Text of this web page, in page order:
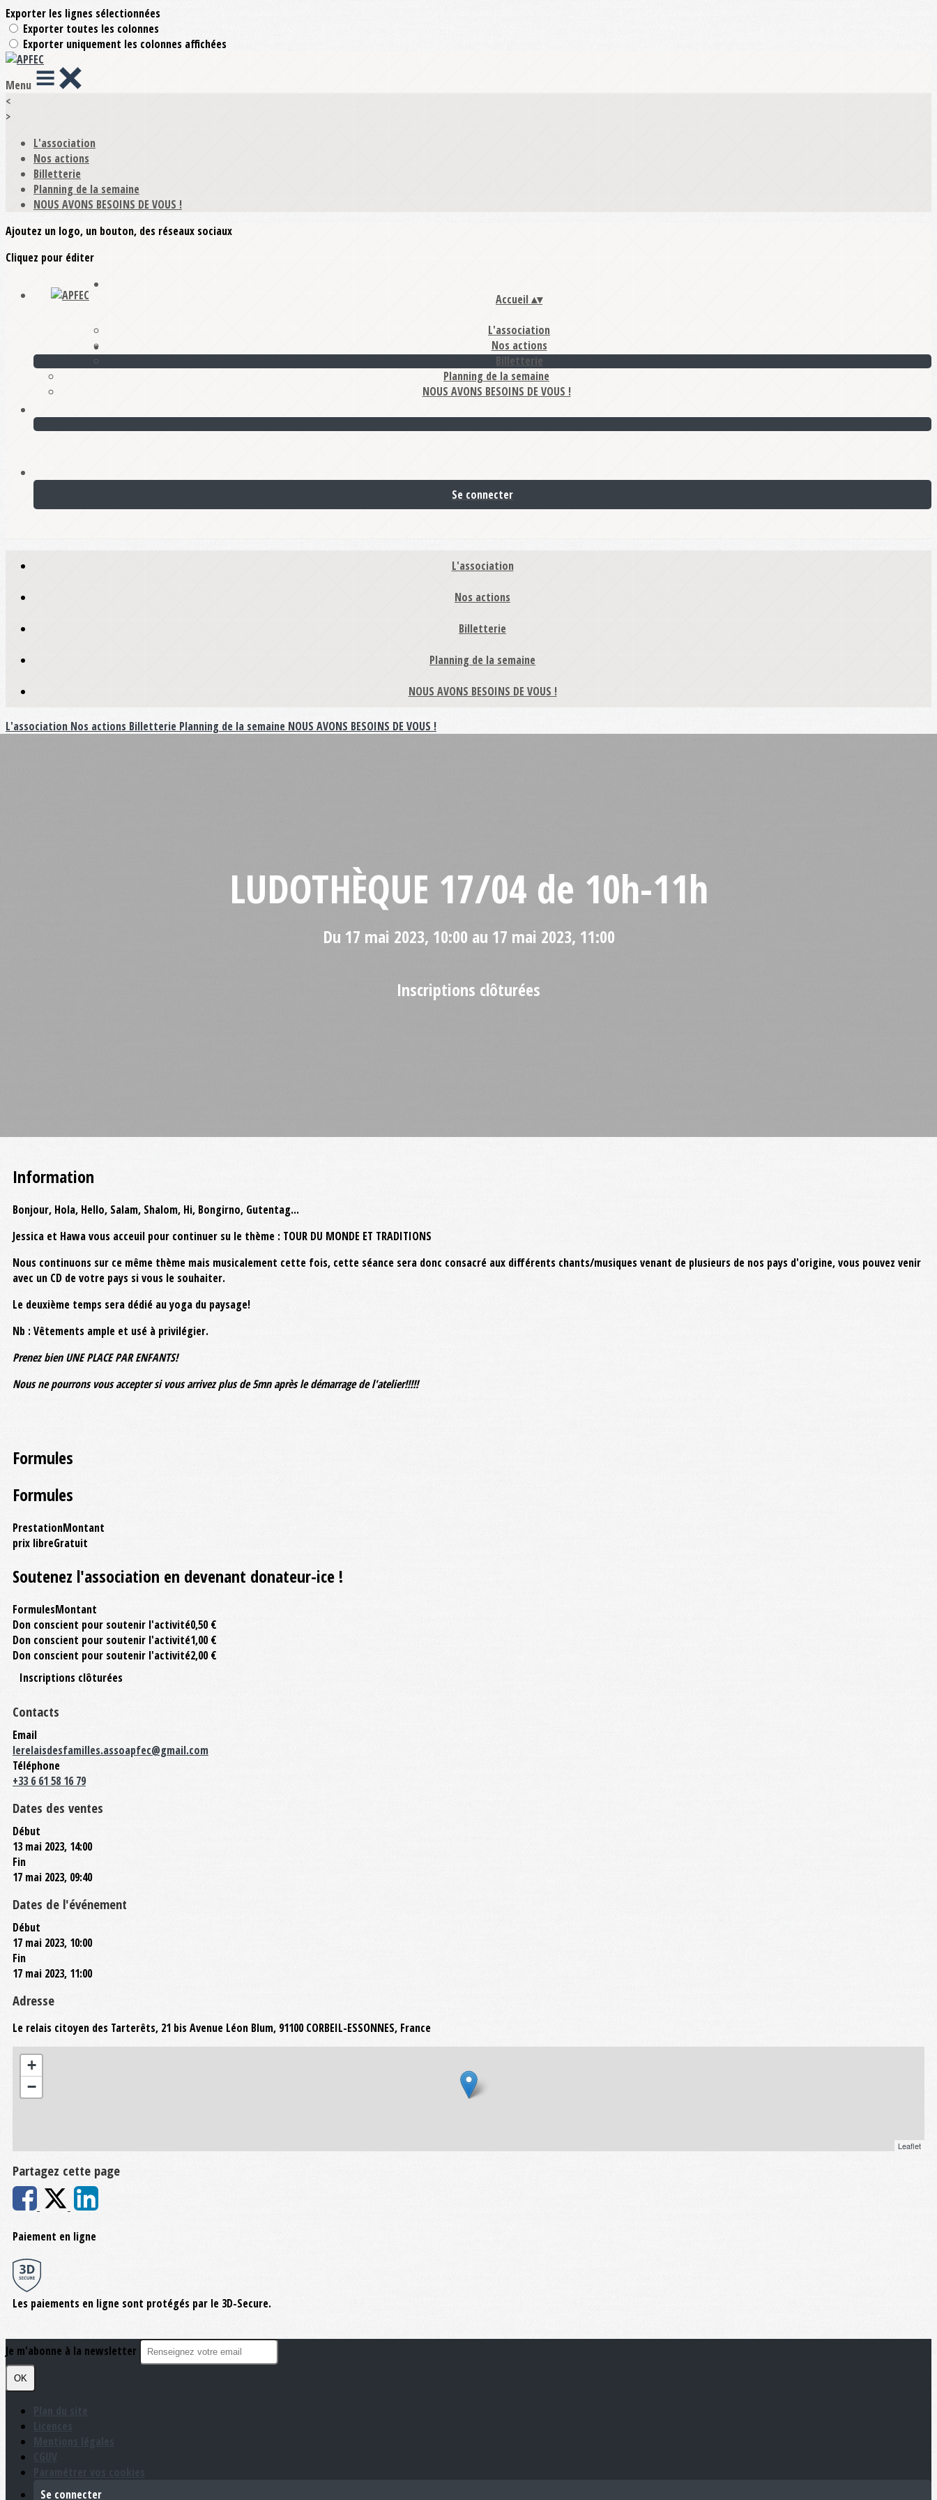
Exporter les lignes sélectionnées
Exporter toutes les colonnes
Exporter uniquement les colonnes affichées
Menu
<
>
L'association
Nos actions
Billetterie
Planning de la semaine
NOUS AVONS BESOINS DE VOUS !
Ajoutez un logo, un bouton, des réseaux sociaux
Cliquez pour éditer
Accueil ▴▾
L'association
Nos actions
Billetterie
Planning de la semaine
NOUS AVONS BESOINS DE VOUS !
Se connecter
L'association
Nos actions
Billetterie
Planning de la semaine
NOUS AVONS BESOINS DE VOUS !
L'association Nos actions Billetterie Planning de la semaine NOUS AVONS BESOINS DE VOUS !
LUDOTHÈQUE 17/04 de 10h-11h
Du 17 mai 2023, 10:00 au 17 mai 2023, 11:00
Inscriptions clôturées
Information
Bonjour, Hola, Hello, Salam, Shalom, Hi, Bongirno, Gutentag...
Jessica et Hawa vous acceuil pour continuer su le thème : TOUR DU MONDE ET TRADITIONS
Nous continuons sur ce même thème mais musicalement cette fois, cette séance sera donc consacré aux différents chants/musiques venant de plusieurs de nos pays d'origine, vous pouvez venir
avec un CD de votre pays si vous le souhaiter.
Le deuxième temps sera dédié au yoga du paysage!
Nb : Vêtements ample et usé à privilégier.
Prenez bien UNE PLACE PAR ENFANTS!
Nous ne pourrons vous accepter si vous arrivez plus de 5mn après le démarragede l'atelier!!!!!
Formules
Formules
PrestationMontant
prix libreGratuit
Soutenez l'association en devenant donateur-ice !
FormulesMontant
Don conscient pour soutenir l'activité0,50 €
Don conscient pour soutenir l'activité1,00 €
Don conscient pour soutenir l'activité2,00 €
Inscriptions clôturées
Contacts
Email
lerelaisdesfamilles.assoapfec@gmail.com
Téléphone
+33 6 61 58 16 79
Dates des ventes
Début
13 mai 2023, 14:00
Fin
17 mai 2023, 09:40
Dates de l'événement
Début
17 mai 2023, 10:00
Fin
17 mai 2023, 11:00
Adresse
Le relais citoyen des Tarterêts, 21 bis Avenue Léon Blum, 91100 CORBEIL-ESSONNES, France
+
−
Leaflet
Partagez cette page
Paiement en ligne
Les paiements en ligne sont protégés par le 3D-Secure.
Je m'abonne à la newsletter
OK
Se connecter